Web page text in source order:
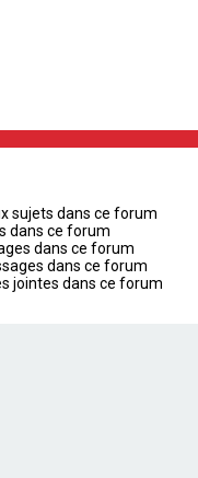
sujets dans ce forum
dans ce forum
dans ce forum
dans ce forum
jointes dans ce forum